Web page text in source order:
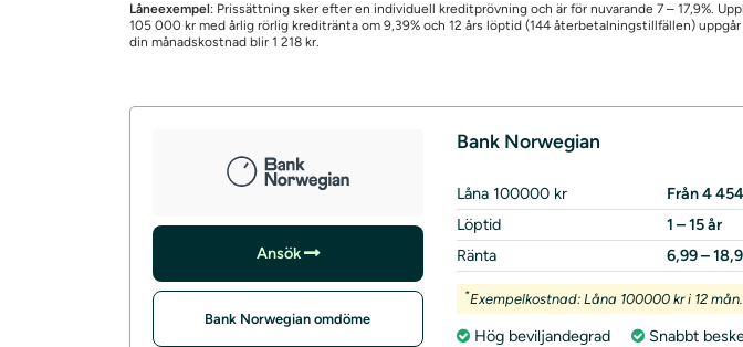
Låneexempel: Prissättning sker efter en individuell kreditprövning och är för nuvarande 7 – 17,9%.
105 000 kr med årlig rörlig kreditränta om 9,39% och 12 års löptid (144 återbetalningstillfällen)
din månadskostnad blir 1 218 kr.
Ansök
Bank Norwegian omdöme
Bank Norwegian
Låna 100000 kr Från 4
Löptid
1 – 15 år
Ränta
6,99 –
*Exempelkostnad: Låna 100000 kr i 12
Hög beviljandegrad Snabbt